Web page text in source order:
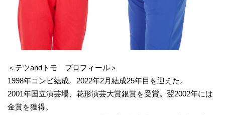
＜テツandトモ プロフィール＞
1998年コンビ結成。2022年2月結成25年目を迎えた。
2001年国立演芸場、花形演芸大賞銀賞を受賞。翌2002年には
金賞を獲得。